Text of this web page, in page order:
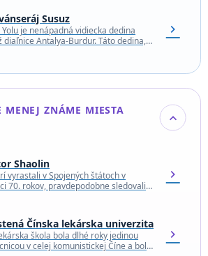
Susuz
Yolu je nenápadná vidiecka dedina
diaľnice Antalya-Burdur. Táto dedina,
domov…
chevron_right
MENEJ ZNÁME MIESTA
expand_more
Shaolin
vyrastali v Spojených štátoch v
70. rokov, pravdepodobne sledovali
chevron_right
Čínska lekárska univerzita
škola bola dlhé roky jedinou
v celej komunistickej Číne a bola
chevron_right